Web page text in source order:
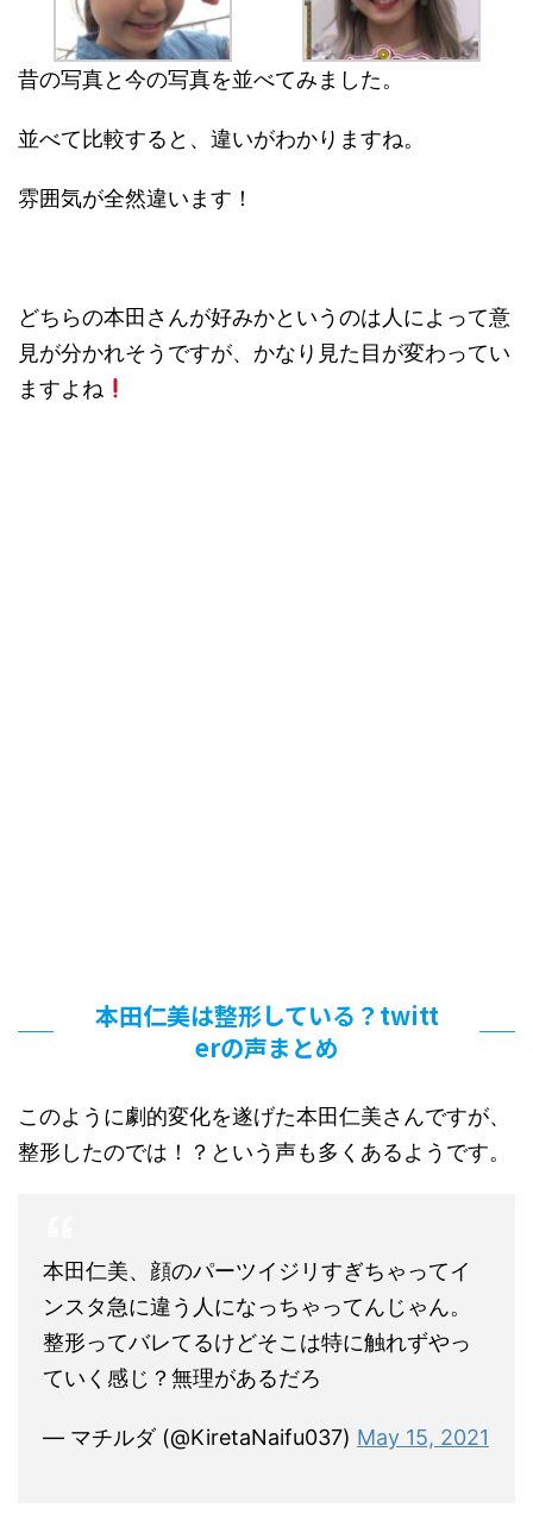
昔の写真と今の写真を並べてみました。
並べて比較すると、違いがわかりますね。
雰囲気が全然違います！
どちらの本田さんが好みかというのは人によって意
見が分かれそうですが、かなり見た目が変わってい
ますよね
本田仁美は整形している？twitt
erの声まとめ
このように劇的変化を遂げた本田仁美さんですが、
整形したのでは！？という声も多くあるようです。
本田仁美、顔のパーツイジリすぎちゃってイ
ンスタ急に違う人になっちゃってんじゃん。
整形ってバレてるけどそこは特に触れずやっ
ていく感じ？無理があるだろ
— マチルダ (@KiretaNaifu037) May 15, 2021